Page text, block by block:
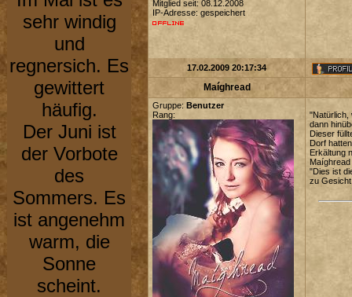
sehr windig
und
regnersich. Es
gewittert
häufig.
Der Juni ist
der Vorbote
des
Sommers. Es
ist angenehm
warm, die
Sonne
scheint.
Mitglied seit: 08.12.2008
IP-Adresse: gespeichert
17.02.2009 20:17:34
Maíghread
Gruppe: Benutzer
Rang:
"Natürlich,
dann
Dieser
Dorf
Erkältung
"Dies ist
zu